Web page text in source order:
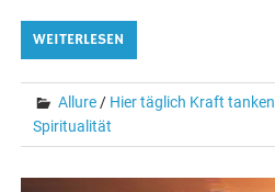
WEITERLESEN
Allure / Hier täglich Kraft tanken
Spiritualität